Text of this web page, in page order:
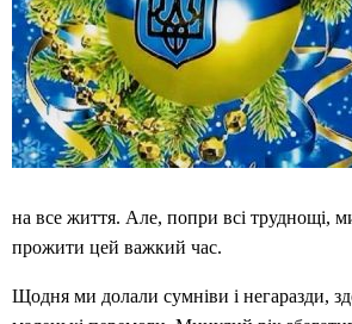
на все життя. Але, попри всі труднощі,
прожити цей важкий час.
Щодня ми долали сумніви і негаразди,